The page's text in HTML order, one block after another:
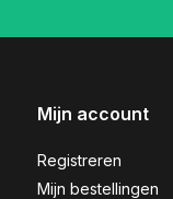
Mijn account
Registreren
Mijn bestellingen